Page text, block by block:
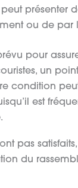
peut présenter
ou de par
pour
un
condition
est
pas
du